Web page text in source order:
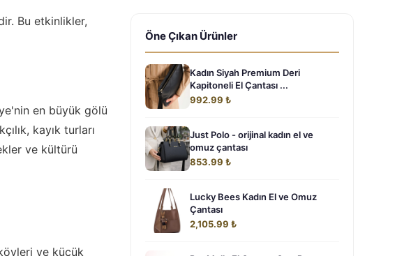
Bu etkinlikler,
en büyük gölü
kayık turları
ve kültürü
ve küçük
Öne Çıkan Ürünler
Kadın Siyah Premium Deri
Kapitoneli El Çantası ...
992.99 ₺
Just Polo - orijinal kadın el ve
omuz çantası
853.99 ₺
Lucky Bees Kadın El ve Omuz
Çantası
2,105.99 ₺